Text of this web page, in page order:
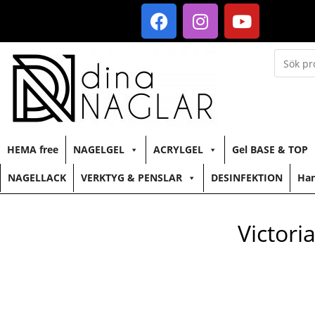
HEMA free NAGELGEL ACRYLGEL Gel BASE & TOP
NAGELLACK VERKTYG & PENSLAR DESINFEKTION